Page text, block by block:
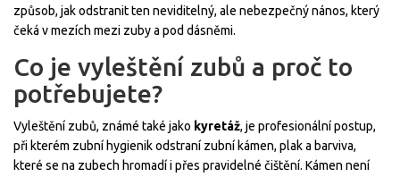
způsob, jak odstranit ten neviditelný, ale nebezpečný nános, který
čeká v mezích mezi zuby a pod dásněmi.
Co je vyleštění zubů a proč to
potřebujete?
Vyleštění zubů, známé také jako kyretáž, je profesionální postup,
při kterém zubní hygienik odstraní zubní kámen, plak a barviva,
které se na zubech hromadí i přes pravidelné čištění. Kámen není